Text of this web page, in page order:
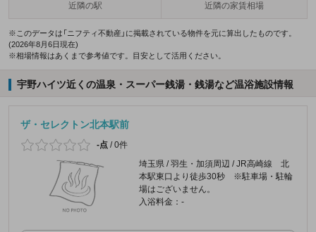
近隣の駅 近隣の家賃相場
※このデータは「ニフティ不動産」に掲載されている物件を元に算出したものです。
(2026年8月6日現在)
※相場情報はあくまで参考値です。目安として活用ください。
宇野ハイツ近くの温泉・スーパー銭湯・銭湯など温浴施設情報
ザ・セレクトン北本駅前
-点 /0件
埼玉県 / 羽生・加須周辺 / JR高崎線 北
本駅東口より徒歩30秒 ※駐車場・駐輪
場はございません。
入浴料金：-